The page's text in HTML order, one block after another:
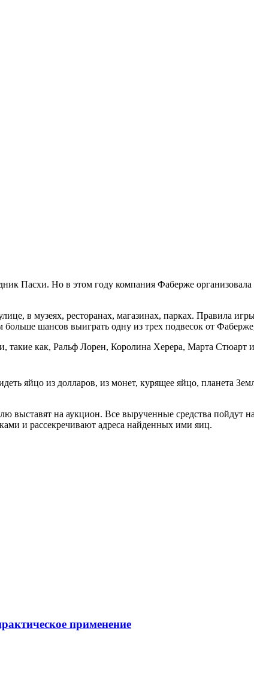
Пасхи. Но в этом году компания Фаберже
в музеях, ресторанах, магазинах, парках. Правила
шансов выиграть одну из трех подвесок от
такие как, Ральф Лорен, Королина Херера, Марта Стюарт
яйцо из долларов, из монет, курящее яйцо, планета
выставят на аукцион. Все вырученные средства пойдут
и рассекречивают адреса найденных ими яиц.
применение